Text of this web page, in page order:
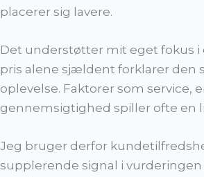
placerer sig lavere.
Det understøtter mit eget fokus i
pris alene sjældent forklarer den
oplevelse. Faktorer som service,
gennemsigtighed spiller ofte en
Jeg bruger derfor
supplerende signal i